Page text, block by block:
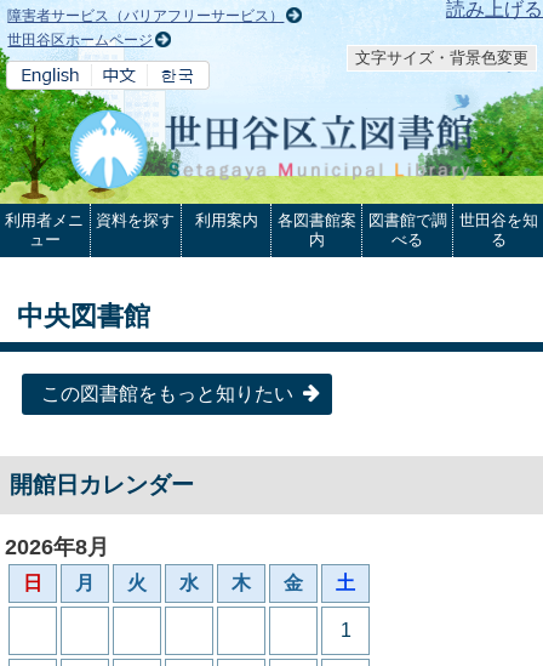
本文へ 読み上げる
障害者サービス（バリアフリーサービス）
世田谷区ホームページ
文字サイズ・背景色変更
利用者メニ
ュー
資料を探す 利用案内
各図書館案
内
図書館で調
べる
世田谷を知
る
中央図書館
この図書館をもっと知りたい
開館日カレンダー
2026年8月
日 月 火 水 木 金 土
1